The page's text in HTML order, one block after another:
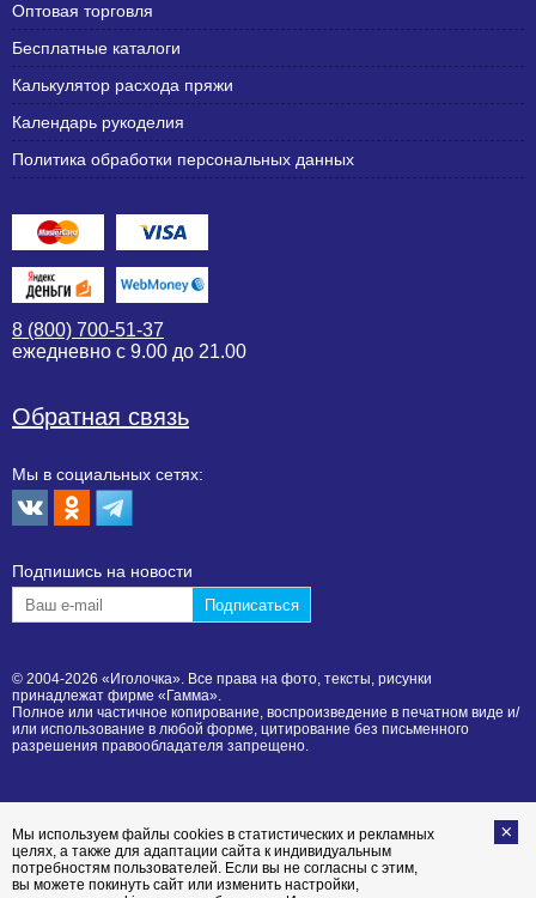
Оптовая торговля
Бесплатные каталоги
Калькулятор расхода пряжи
Календарь рукоделия
Политика обработки персональных данных
8 (800) 700-51-37
ежедневно с 9.00 до 21.00
Обратная связь
Мы в социальных сетях:
Подпишиcь на новости
© 2004-2026 «Иголочка». Все права на фото, тексты, рисунки
принадлежат фирме «Гамма».
Полное или частичное копирование, воспроизведение в печатном виде и/
или использование в любой форме, цитирование без письменного
разрешения правообладателя запрещено.
Мы используем файлы cookies в статистических и рекламных
целях, а также для адаптации сайта к индивидуальным
потребностям пользователей. Если вы не согласны с этим,
вы можете покинуть сайт или изменить настройки,